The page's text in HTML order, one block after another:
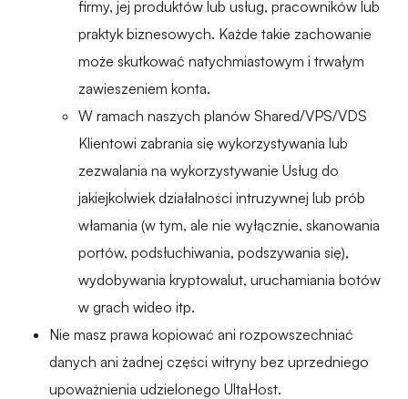
firmy, jej produktów lub usług, pracowników lub
praktyk biznesowych. Każde takie zachowanie
może skutkować natychmiastowym i trwałym
zawieszeniem konta.
W ramach naszych planów Shared/VPS/VDS
Klientowi zabrania się wykorzystywania lub
zezwalania na wykorzystywanie Usług do
jakiejkolwiek działalności intruzywnej lub prób
włamania (w tym, ale nie wyłącznie, skanowania
portów, podsłuchiwania, podszywania się),
wydobywania kryptowalut, uruchamiania botów
w grach wideo itp.
Nie masz prawa kopiować ani rozpowszechniać
danych ani żadnej części witryny bez uprzedniego
upoważnienia udzielonego UltaHost.